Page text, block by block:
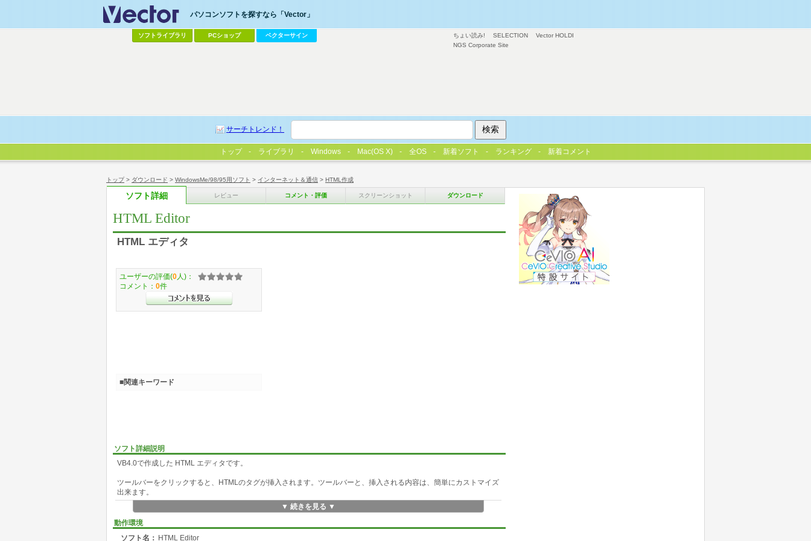
トップ> ダウンロード > WindowsMe/98/95用ソフト > インターネット＆通信 > HTML作成
ソフト詳細 レビュー コメント・評価 スクリーンショット ダウンロード
HTML Editor
HTML エディタ
ソフト詳細説明
VB4.0で作成した HTML エディタです。
ツールバーをクリックすると、HTMLのタグが挿入されます。ツールバーと、挿入される内容は、簡単にカストマイズ
出来ます。
MDI対応なので、複数ファイルを編集するのが便利です。
ワンタッチで、編集中ファイルを、ブラウザで表示出来ます。
▼ 続きを見る ▼
動作環境
ソフト名： HTML Editor
ユーザーの評価(0 人)：
コメント： 0件
■関連キーワード
ちょい読み! SELECTION
Vector HOLDI
NGS Corporate Site
パソコンソフトを探すなら「Vector」
ソフトライブラリ PCショップ ベクターサイン
サーチトレンド！
トップ ライブラリ Windows Mac(OS X) 全OS 新着ソフト ランキング 新着コメント